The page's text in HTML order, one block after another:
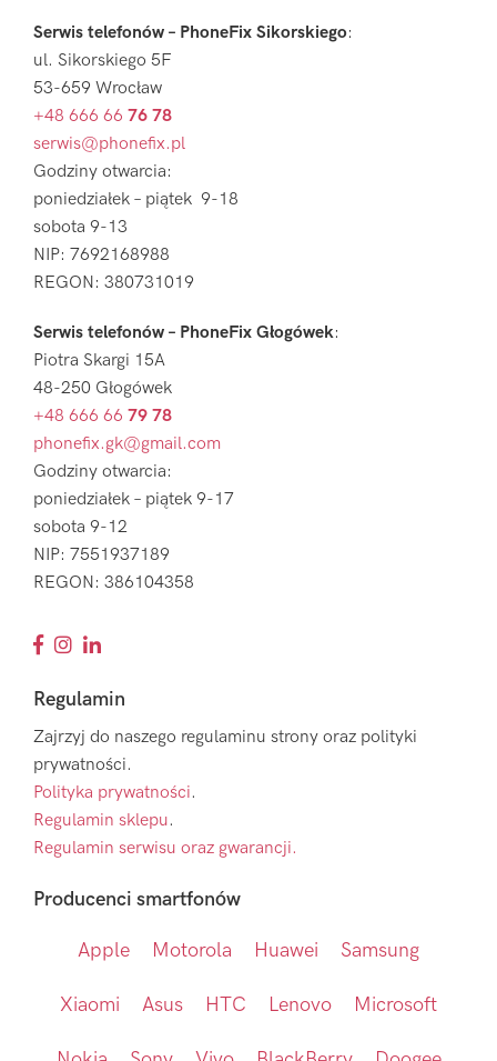
Serwis telefonów – PhoneFix Sikorskiego:
ul. Sikorskiego 5F
53-659 Wrocław
+48 666 66 76 78
serwis@phonefix.pl
Godziny otwarcia:
poniedziałek – piątek 9-18
sobota 9-13
NIP: 7692168988
REGON: 380731019
Serwis telefonów – PhoneFix Głogówek:
Piotra Skargi 15A
48-250 Głogówek
+48 666 66 79 78
phonefix.gk@gmail.com
Godziny otwarcia:
poniedziałek – piątek 9-17
sobota 9-12
NIP: 7551937189
REGON: 386104358
Regulamin
Zajrzyj do naszego regulaminu strony oraz polityki
prywatności.
Polityka prywatności.
Regulamin sklepu.
Regulamin serwisu oraz gwarancji.
Producenci smartfonów
Apple Motorola Huawei Samsung
Xiaomi Asus HTC Lenovo Microsoft